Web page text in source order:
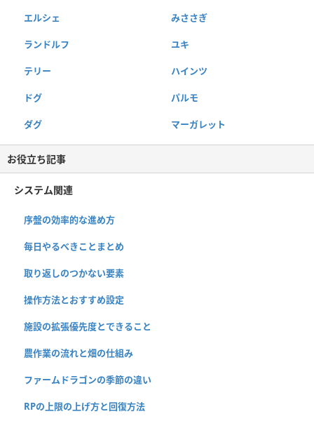
エルシェ みささぎ
ランドルフ ユキ
テリー ハインツ
ドグ パルモ
ダグ マーガレット
お役立ち記事
システム関連
序盤の効率的な進め方
毎日やるべきことまとめ
取り返しのつかない要素
操作方法とおすすめ設定
施設の拡張優先度とできること
農作業の流れと畑の仕組み
ファームドラゴンの季節の違い
RPの上限の上げ方と回復方法